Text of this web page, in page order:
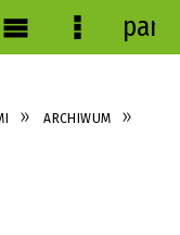
ARCHIWUM
MenuMenu